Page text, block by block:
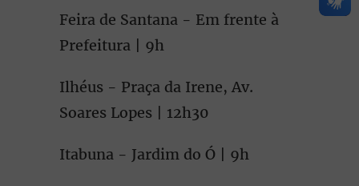
Feira de Santana - Em frente à
Prefeitura | 9h
Ilhéus - Praça da Irene, Av.
Soares Lopes | 12h30
Itabuna - Jardim do Ó | 9h